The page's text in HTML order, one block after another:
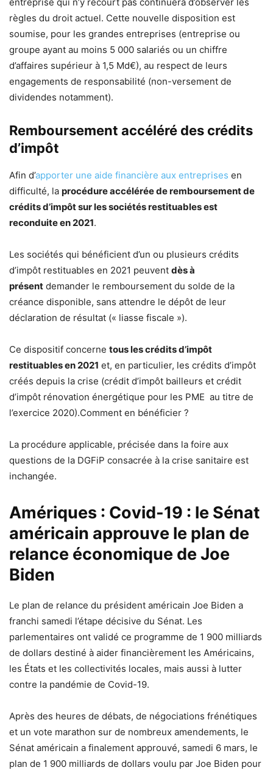
règles du droit actuel. Cette nouvelle disposition est
soumise, pour les grandes entreprises (entreprise ou
groupe ayant au moins 5 000 salariés ou un chiffre
d’affaires supérieur à 1,5 Md€), au respect de leurs
engagements de responsabilité (non-versement de
dividendes notamment).
Remboursement accéléré des crédits
d’impôt
Afin d’apporter une aide financière aux entreprises en
difficulté, la procédure accélérée de remboursement de
crédits d’impôt sur les sociétés restituables est
reconduite en 2021.
Les sociétés qui bénéficient d’un ou plusieurs crédits
d’impôt restituables en 2021 peuvent dès à
présent demander le remboursement du solde de la
créance disponible, sans attendre le dépôt de leur
déclaration de résultat (« liasse fiscale »).
Ce dispositif concerne tous les crédits d’impôt
restituables en 2021 et, en particulier, les crédits d’impôt
créés depuis la crise (crédit d’impôt bailleurs et crédit
d’impôt rénovation énergétique pour les PME au titre de
l’exercice 2020).Comment en bénéficier ?
La procédure applicable, précisée dans la foire aux
questions de la DGFiP consacrée à la crise sanitaire est
inchangée.
Amériques : Covid-19 : le Sénat
américain approuve le plan de
relance économique de Joe
Biden
Le plan de relance du président américain Joe Biden a
franchi samedi l’étape décisive du Sénat. Les
parlementaires ont validé ce programme de 1 900 milliards
de dollars destiné à aider financièrement les Américains,
les États et les collectivités locales, mais aussi à lutter
contre la pandémie de Covid-19.
Après des heures de débats, de négociations frénétiques
et un vote marathon sur de nombreux amendements, le
Sénat américain a finalement approuvé, samedi 6 mars, le
plan de 1 900 milliards de dollars voulu par Joe Biden pour